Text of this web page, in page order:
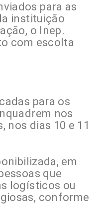
para as
instituição
o Inep.
com escolta
para os
nos
nos dias 10 e 11
em
que
logísticos ou
conforme